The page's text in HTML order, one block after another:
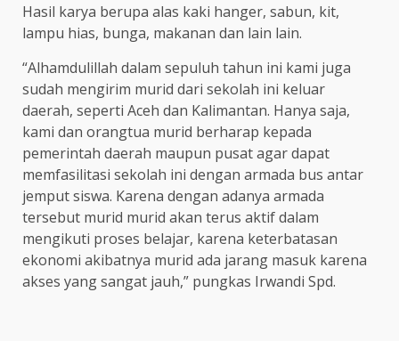
Hasil karya berupa alas kaki hanger, sabun, kit,
lampu hias, bunga, makanan dan lain lain.
“Alhamdulillah dalam sepuluh tahun ini kami juga
sudah mengirim murid dari sekolah ini keluar
daerah, seperti Aceh dan Kalimantan. Hanya saja,
kami dan orangtua murid berharap kepada
pemerintah daerah maupun pusat agar dapat
memfasilitasi sekolah ini dengan armada bus antar
jemput siswa. Karena dengan adanya armada
tersebut murid murid akan terus aktif dalam
mengikuti proses belajar, karena keterbatasan
ekonomi akibatnya murid ada jarang masuk karena
akses yang sangat jauh,” pungkas Irwandi Spd.